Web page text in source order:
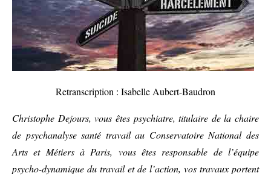
Retranscription : Isabelle Aubert-Baudron
Christophe Dejours, vous êtes psychiatre, titulaire de la chaire
de psychanalyse santé travail au Conservatoire National des
Arts et Métiers à Paris, vous êtes responsable de l’équipe
psycho-dynamique du travail et de l’action, vos travaux portent